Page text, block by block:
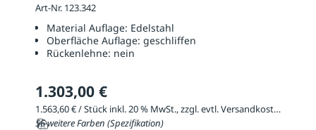
Art-Nr. 123.342
Material Auflage: Edelstahl
Oberfläche Auflage: geschliffen
Rückenlehne: nein
1.303,00 €
1.563,60 € / Stück inkl. 20 % MwSt., zzgl. evtl. Versandkosten
56 weitere Farben (Spezifikation)